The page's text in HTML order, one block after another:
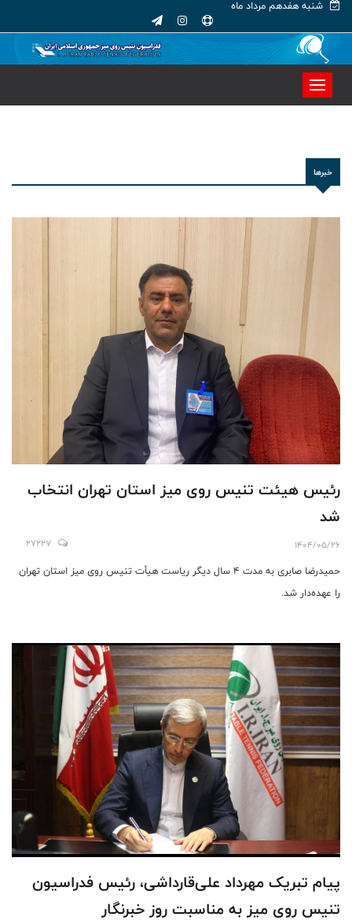
شنبه هفدهم مرداد ماه
خبرها
رئیس هیئت تنیس روی میز استان تهران انتخاب
شد
1404/05/26
27227
حمیدرضا صابری به مدت 4 سال دیگر ریاست هیأت تنیس روی میز استان تهران
را عهده‌دار شد.
پیام تبریک مهرداد علی‌قارداشی، رئیس فدراسیون
تنیس روی میز به مناسبت روز خبرنگار